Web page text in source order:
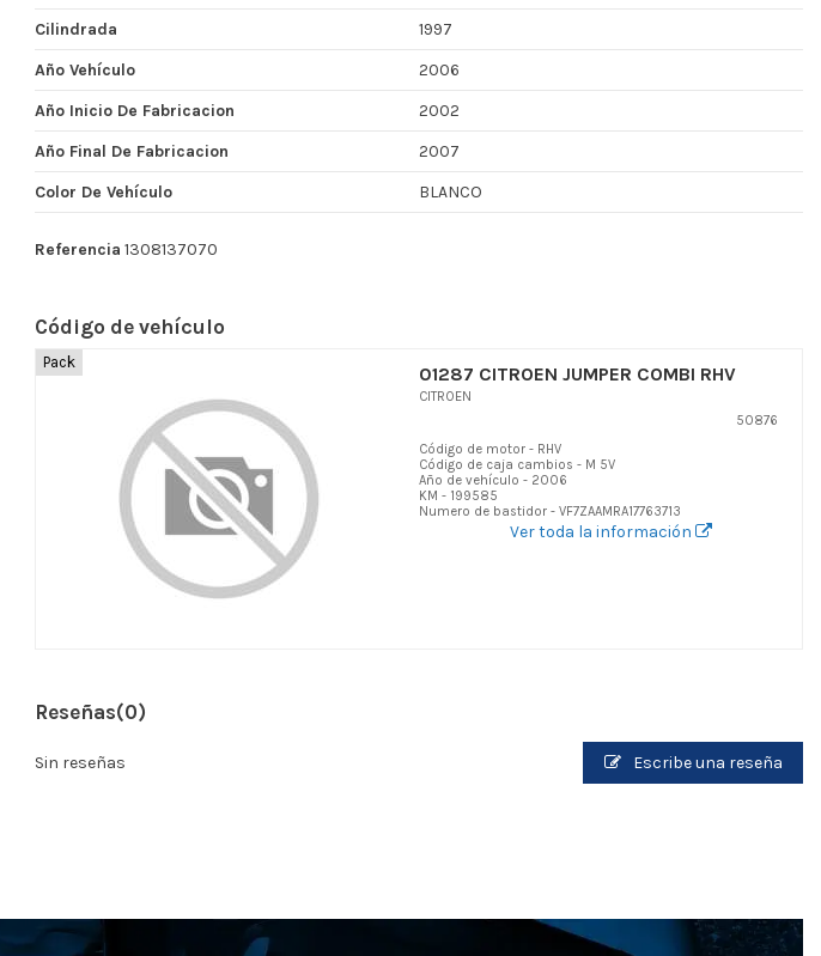
Cilindrada
1997
Año Vehículo
2006
Año Inicio De Fabricacion
2002
Año Final De Fabricacion
2007
Color De Vehículo
BLANCO
Referencia 1308137070
Código de vehículo
Pack
01287 CITROEN JUMPER COMBI RHV
CITROEN
50876
Código de motor - RHV
Código de caja cambios - M 5V
Año de vehículo - 2006
KM - 199585
Numero de bastidor - VF7ZAAMRA17763713
Ver toda la información
Reseñas(0)
Sin reseñas Escribe una reseña